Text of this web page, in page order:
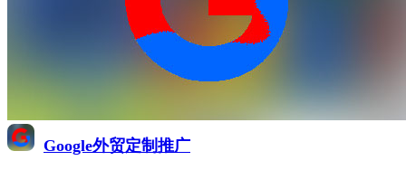
Google外贸定制推广